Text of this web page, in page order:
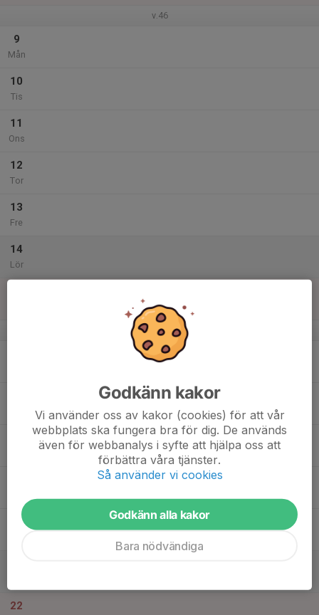
v.46
9
Mån
10
Tis
11
Ons
12
Tor
13
Fre
14
Lör
v.47
20
22
Godkänn kakor
Vi använder oss av kakor (cookies) för att vår
webbplats ska fungera bra för dig. De används
även för webbanalys i syfte att hjälpa oss att
förbättra våra tjänster.
Så använder vi cookies
Godkänn alla kakor
Bara nödvändiga